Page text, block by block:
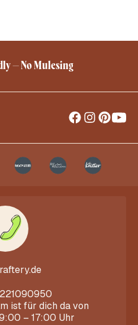
– No Mulesing
ist für dich da von
– 17:00 Uhr